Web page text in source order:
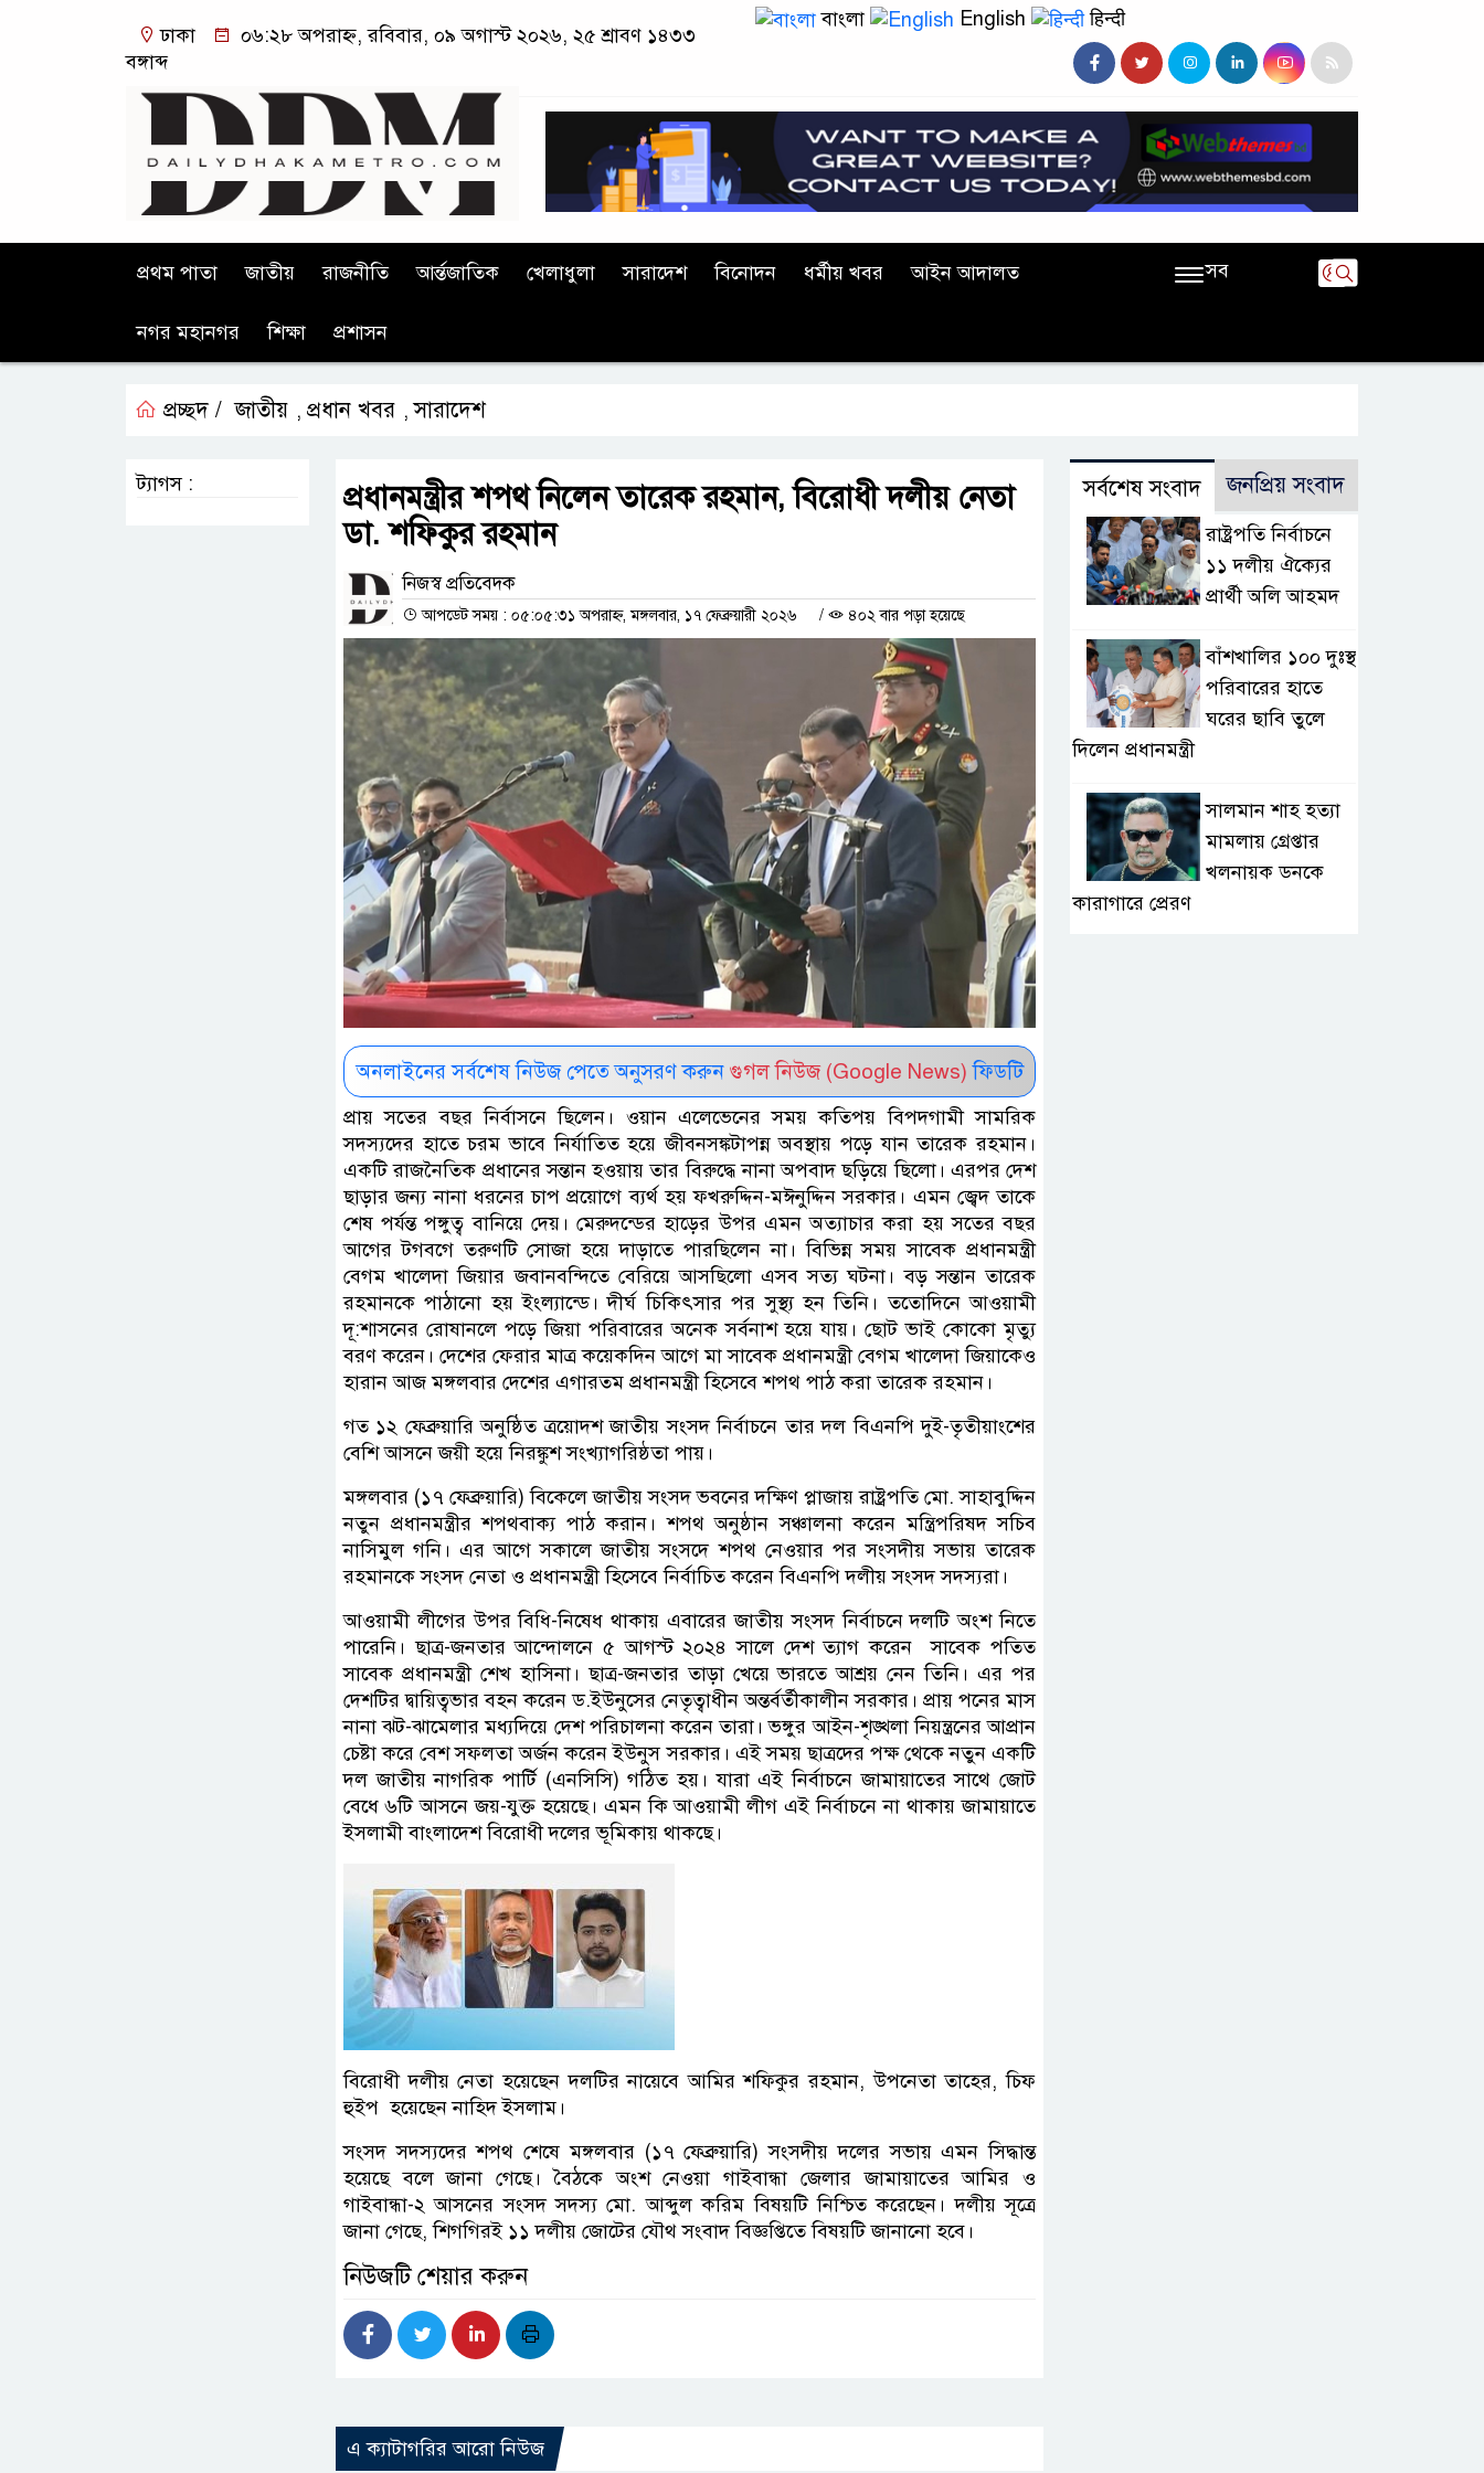
ঢাকা
০৬:২৮ অপরাহ্ন, রবিবার, ০৯ অগাস্ট ২০২৬, ২৫ শ্রাবণ ১৪৩৩
বঙ্গাব্দ
বাংলা English हिन्दी
প্রথম পাতা জাতীয় রাজনীতি আর্ন্তজাতিক খেলাধুলা সারাদেশ বিনোদন ধর্মীয় খবর আইন আদালত
নগর মহানগর শিক্ষা প্রশাসন
সব
প্রচ্ছদ / জাতীয় , প্রধান খবর ,সারাদেশ
প্রধানমন্ত্রীর শপথ নিলেন তারেক রহমান, বিরোধী দলীয় নেতা
ডা. শফিকুর রহমান
নিজস্ব প্রতিবেদক
আপডেট সময় : ০৫:০৫:৩১ অপরাহ্ন, মঙ্গলবার, ১৭ ফেব্রুয়ারী ২০২৬ / ৪০২ বার পড়া হয়েছে
অনলাইনের সর্বশেষ নিউজ পেতে অনুসরণ করুন গুগল নিউজ (Google News) ফিডটি
প্রায় সতের বছর নির্বাসনে ছিলেন। ওয়ান এলেভেনের সময় কতিপয় বিপদগামী সামরিক
সদস্যদের হাতে চরম ভাবে নির্যাতিত হয়ে জীবনসঙ্কটাপন্ন অবস্থায় পড়ে যান তারেক রহমান।
একটি রাজনৈতিক প্রধানের সন্তান হওয়ায় তার বিরুদ্ধে নানা অপবাদ ছড়িয়ে ছিলো। এরপর দেশ
ছাড়ার জন্য নানা ধরনের চাপ প্রয়োগে ব্যর্থ হয় ফখরুদ্দিন-মঈনুদ্দিন সরকার। এমন জ্বেদ তাকে
শেষ পর্যন্ত পঙ্গুত্ব বানিয়ে দেয়। মেরুদন্ডের হাড়ের উপর এমন অত্যাচার করা হয় সতের বছর
আগের টগবগে তরুণটি সোজা হয়ে দাড়াতে পারছিলেন না। বিভিন্ন সময় সাবেক প্রধানমন্ত্রী
বেগম খালেদা জিয়ার জবানবন্দিতে বেরিয়ে আসছিলো এসব সত্য ঘটনা। বড় সন্তান তারেক
রহমানকে পাঠানো হয় ইংল্যান্ডে। দীর্ঘ চিকিৎসার পর সুস্থ্য হন তিনি। ততোদিনে আওয়ামী
দূ:শাসনের রোষানলে পড়ে জিয়া পরিবারের অনেক সর্বনাশ হয়ে যায়। ছোট ভাই কোকো মৃত্যু
বরণ করেন। দেশের ফেরার মাত্র কয়েকদিন আগে মা সাবেক প্রধানমন্ত্রী বেগম খালেদা জিয়াকেও
হারান আজ মঙ্গলবার দেশের এগারতম প্রধানমন্ত্রী হিসেবে শপথ পাঠ করা তারেক রহমান।
গত ১২ ফেব্রুয়ারি অনুষ্ঠিত ত্রয়োদশ জাতীয় সংসদ নির্বাচনে তার দল বিএনপি দুই-তৃতীয়াংশের
বেশি আসনে জয়ী হয়ে নিরঙ্কুশ সংখ্যাগরিষ্ঠতা পায়।
মঙ্গলবার (১৭ ফেব্রুয়ারি) বিকেলে জাতীয় সংসদ ভবনের দক্ষিণ প্লাজায় রাষ্ট্রপতি মো. সাহাবুদ্দিন
নতুন প্রধানমন্ত্রীর শপথবাক্য পাঠ করান। শপথ অনুষ্ঠান সঞ্চালনা করেন মন্ত্রিপরিষদ সচিব
নাসিমুল গনি। এর আগে সকালে জাতীয় সংসদে শপথ নেওয়ার পর সংসদীয় সভায় তারেক
রহমানকে সংসদ নেতা ও প্রধানমন্ত্রী হিসেবে নির্বাচিত করেন বিএনপি দলীয় সংসদ সদস্যরা।
আওয়ামী লীগের উপর বিধি-নিষেধ থাকায় এবারের জাতীয় সংসদ নির্বাচনে দলটি অংশ নিতে
পারেনি। ছাত্র-জনতার আন্দোলনে ৫ আগস্ট ২০২৪ সালে দেশ ত্যাগ করেন সাবেক পতিত
সাবেক প্রধানমন্ত্রী শেখ হাসিনা। ছাত্র-জনতার তাড়া খেয়ে ভারতে আশ্রয় নেন তিনি। এর পর
দেশটির দ্বায়িত্বভার বহন করেন ড.ইউনুসের নেতৃত্বাধীন অন্তর্বর্তীকালীন সরকার। প্রায় পনের মাস
নানা ঝট-ঝামেলার মধ্যদিয়ে দেশ পরিচালনা করেন তারা। ভঙ্গুর আইন-শৃঙ্খলা নিয়ন্ত্রনের আপ্রান
চেষ্টা করে বেশ সফলতা অর্জন করেন ইউনুস সরকার। এই সময় ছাত্রদের পক্ষ থেকে নতুন একটি
দল জাতীয় নাগরিক পার্টি (এনসিসি) গঠিত হয়। যারা এই নির্বাচনে জামায়াতের সাথে জোট
বেধে ৬টি আসনে জয়-যুক্ত হয়েছে। এমন কি আওয়ামী লীগ এই নির্বাচনে না থাকায় জামায়াতে
ইসলামী বাংলাদেশ বিরোধী দলের ভূমিকায় থাকছে।
বিরোধী দলীয় নেতা হয়েছেন দলটির নায়েবে আমির শফিকুর রহমান, উপনেতা তাহের, চিফ
হুইপ হয়েছেন নাহিদ ইসলাম।
সংসদ সদস্যদের শপথ শেষে মঙ্গলবার (১৭ ফেব্রুয়ারি) সংসদীয় দলের সভায় এমন সিদ্ধান্ত
হয়েছে বলে জানা গেছে। বৈঠকে অংশ নেওয়া গাইবান্ধা জেলার জামায়াতের আমির ও
গাইবান্ধা-২ আসনের সংসদ সদস্য মো. আব্দুল করিম বিষয়টি নিশ্চিত করেছেন। দলীয় সূত্রে
জানা গেছে, শিগগিরই ১১ দলীয় জোটের যৌথ সংবাদ বিজ্ঞপ্তিতে বিষয়টি জানানো হবে।
নিউজটি শেয়ার করুন
এ ক্যাটাগরির আরো নিউজ
ট্যাগস : সর্বশেষ সংবাদ জনপ্রিয় সংবাদ
রাষ্ট্রপতি নির্বাচনে
১১ দলীয় ঐক্যের
প্রার্থী অলি আহমদ
বাঁশখালির ১০০ দুঃস্থ
পরিবারের হাতে
ঘরের ছাবি তুলে
দিলেন প্রধানমন্ত্রী
সালমান শাহ হত্যা
মামলায় গ্রেপ্তার
খলনায়ক ডনকে
কারাগারে প্রেরণ